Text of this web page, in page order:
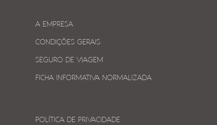
A EMPRESA
CONDIÇÕES GERAIS
SEGURO DE VIAGEM
FICHA INFORMATIVA NORMALIZADA
POLÍTICA DE PRIVACIDADE